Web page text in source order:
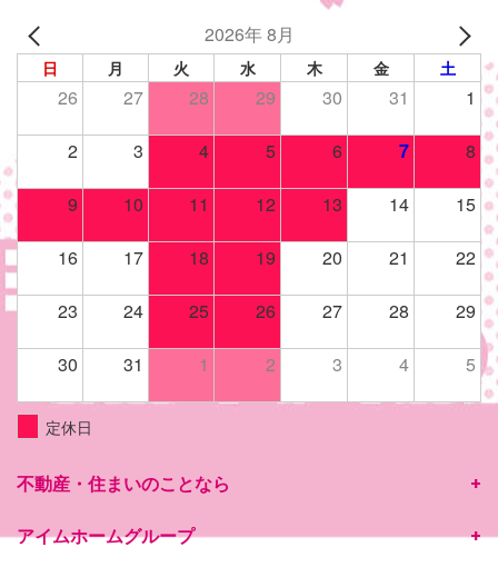
2026年 8月
日 月 火 水 木 金 土
26 27 28 29 30 31 1
2 3 4 5 6 7 8
9 10 11 12 13 14 15
16 17 18 19 20 21 22
23 24 25 26 27 28 29
30 31 1 2 3 4 5
定休日
不動産・住まいのことなら
アイムホームグループ